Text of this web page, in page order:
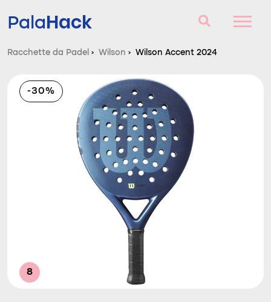
PalaHack
Racchette da Padel
Domande e risposte
Comparatore
Racchette da Padel › Wilson › Wilson Accent 2024
-30%
8